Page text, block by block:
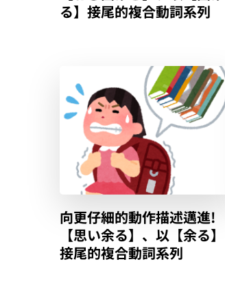
る】接尾的複合動詞系列
向更仔細的動作描述邁進!
【思い余る】、以【余る】
接尾的複合動詞系列